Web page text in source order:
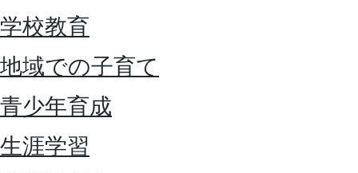
学校教育
地域での子育て
青少年育成
生涯学習